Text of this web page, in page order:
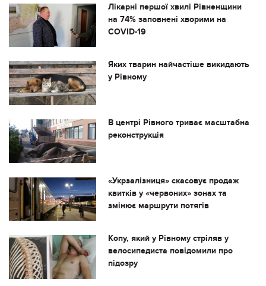
Лікарні першої хвилі Рівненщини
на 74% заповнені хворими на
COVID-19
Яких тварин найчастіше викидають
у Рівному
В центрі Рівного триває масштабна
реконструкція
«Укрзалізниця» скасовує продаж
квитків у «червоних» зонах та
змінює маршрути потягів
Копу, який у Рівному стріляв у
велосипедиста повідомили про
підозру